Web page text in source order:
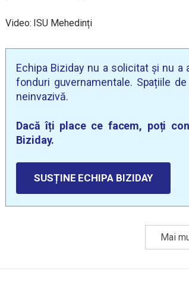
Video: ISU Mehedinți
Echipa Biziday nu a solicitat și nu
fonduri guvernamentale. Spațiile
neinvazivă.
Dacă îți place ce facem, poți
Biziday.
SUSȚINE ECHIPA BIZIDAY
Mai